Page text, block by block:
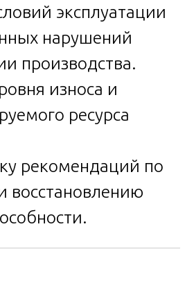
эксплуатации
нарушений
производства.
износа и
ресурса
рекомендаций по
восстановлению